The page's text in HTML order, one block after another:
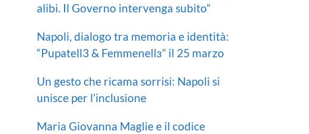
alibi. Il Governo intervenga subito”
Napoli, dialogo tra memoria e identità:
“Pupatell3 & Femmenellɜ” il 25 marzo
Un gesto che ricama sorrisi: Napoli si
unisce per l’inclusione
Maria Giovanna Maglie e il codice